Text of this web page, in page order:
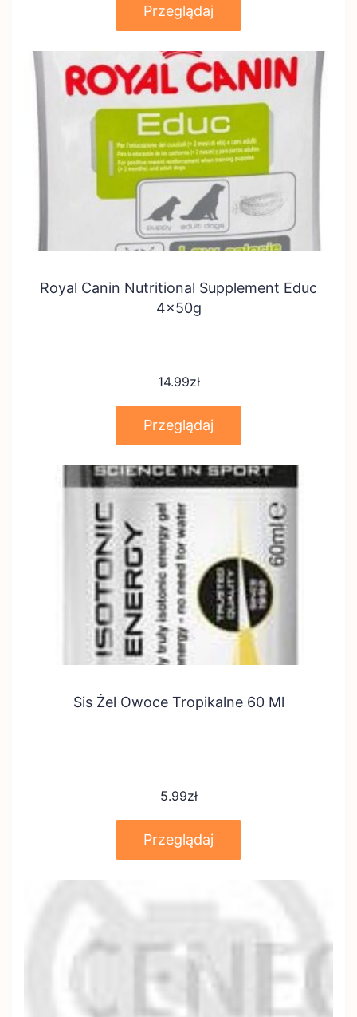
Przeglądaj
Royal Canin Nutritional Supplement Educ
4x50g
14.99zł
Przeglądaj
Sis Żel Owoce Tropikalne 60 Ml
5.99zł
Przeglądaj